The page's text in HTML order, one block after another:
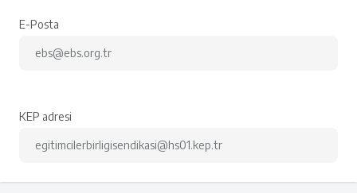
E-Posta
ebs@ebs.org.tr
KEP adresi
egitimcilerbirligisendikasi@hs01.kep.tr